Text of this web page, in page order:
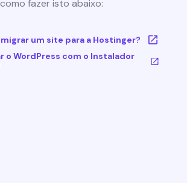
como fazer isto abaixo:
um site para a Hostinger?
o WordPress com o Instalador